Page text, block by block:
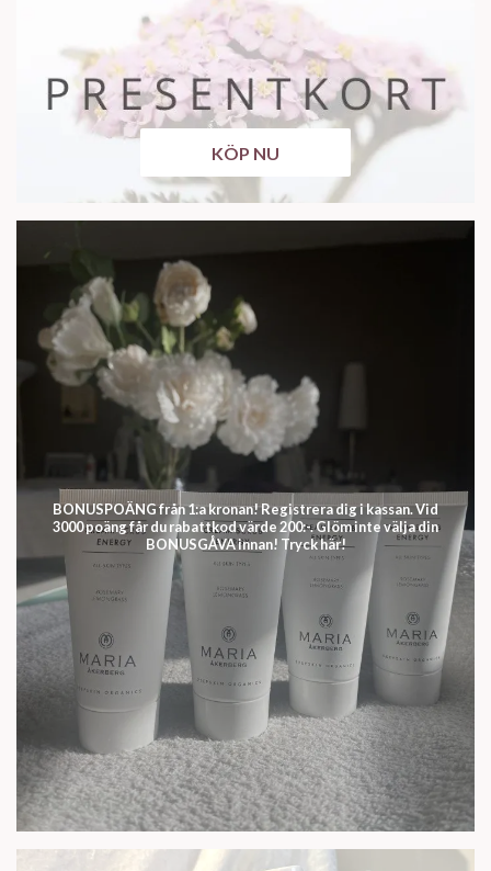
KÖP NU
BONUSPOÄNG från 1:a kronan! Registrera dig i kassan. Vid
3000 poäng får du rabattkod värde 200:-. Glöm inte välja din
BONUSGÅVA innan! Tryck här!